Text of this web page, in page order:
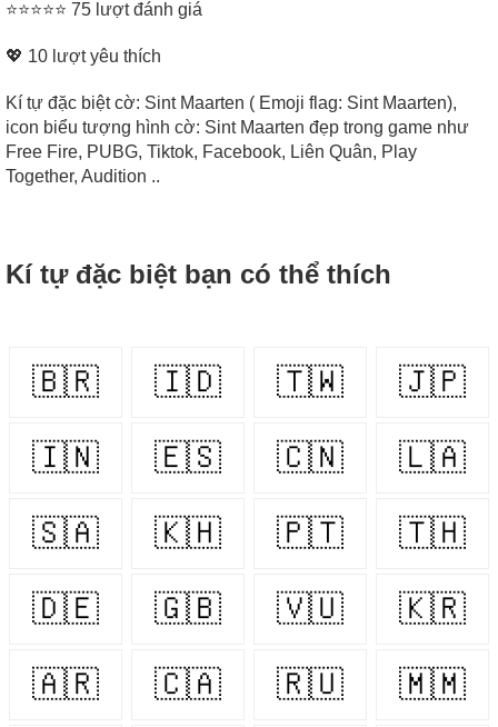
⭐⭐⭐⭐⭐ 75 lượt đánh giá
💖 10 lượt yêu thích
Kí tự đặc biệt cờ: Sint Maarten ( Emoji flag: Sint Maarten),
icon biểu tượng hình cờ: Sint Maarten đẹp trong game như
Free Fire, PUBG, Tiktok, Facebook, Liên Quân, Play
Together, Audition ..
Kí tự đặc biệt bạn có thể thích
🇧🇷 🇮🇩 🇹🇼 🇯🇵
🇮🇳 🇪🇸 🇨🇳 🇱🇦
🇸🇦 🇰🇭 🇵🇹 🇹🇭
🇩🇪 🇬🇧 🇻🇺 🇰🇷
🇦🇷 🇨🇦 🇷🇺 🇲🇲